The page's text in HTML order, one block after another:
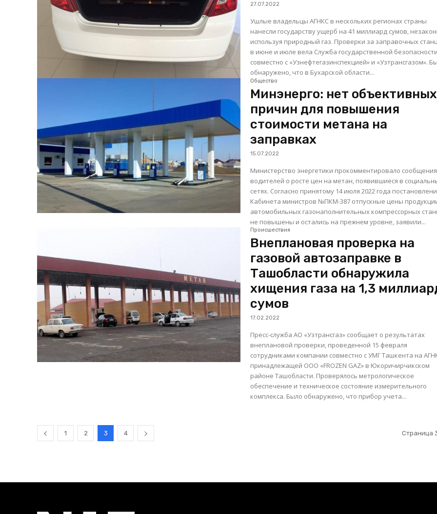
27.07.2022
Ушлые владельцы АГНКС в нескольких регионах страны
нанесли государству ущерб на 41 миллиард сумов,
используя природный газ. Проверки за заправочных станциях
в июне и июле вела Служба государственной безопасности
совместно с «Узнефтегазинспекцией» и «Узтрансгазом». Было
обнаружено, что в Бухарской области...
Общество
Минэнерго: нет объективных
причин для повышения
стоимости метана на
заправках
15.07.2022
Министерство энергетики прокомментировало сообщения
водителей о росте цен на метан, появившиеся в
сетях. Согласно принятому 14 июля 2022 года постановлению
Кабинета министров №ПКМ-387 отпускные цены
автомобильных газонаполнительных компрессорных
не повышены и остались на прежнем уровне, заявили...
Происшествия
Внеплановая проверка на
газовой автозаправке в
Ташобласти обнаружила
хищения газа на 1,3
сумов
17.02.2022
Пресс-служба АО «Узтрансгаз» сообщает о результатах
внеплановой проверки, проведенной 15 февраля
сотрудниками компании совместно с УМГ Ташкента на
принадлежащей ООО «FROZEN GAZ» в Юкоричирчикском
районе Ташобласти. Проверялось метрологическое
обеспечение и техническое состояние измерительного
комплекса. Было обнаружено, что прибор учета...
1 2 3 4 Страница